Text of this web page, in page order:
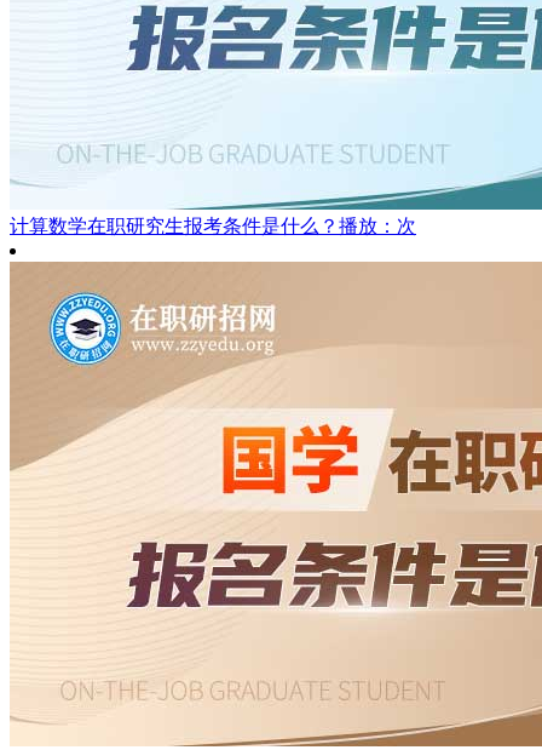
计算数学在职研究生报考条件是什么？ 播放：次